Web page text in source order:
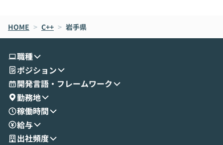
oworkの基本的な機能をご紹介いただきま
す。 続く公開デモでは、実際にCoworkを
せいただきます。数分でワークフローが完
成する手軽さや、Gmail等の外部サービス
とセキュアに連携できるポイントなど、実
演を通じて具体的なイメージをお届けしま
す。 後半のディスカッションでは、セキュ
リティの考え方や社内導入の進め方など、
現場目線でさらに深掘りしていきます。
「自分の業務をAIで自動化してみたいけ
ント構築の最前
HOME > C++ > 岩手県
職種
ポジション
開発言語・フレームワーク
勤務地
稼働時間
給与
出社頻度